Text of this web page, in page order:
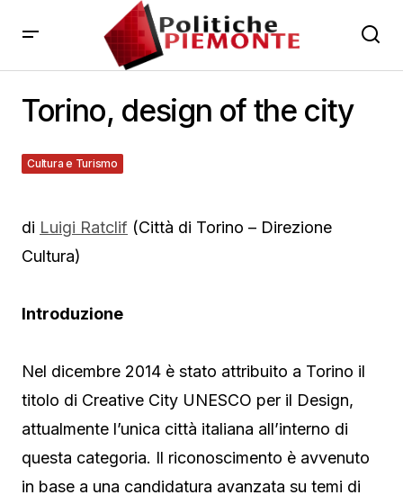
Torino, design of the city
Cultura e Turismo
30 Gennaio 2013
di Luigi Ratclif (Città di Torino – Direzione
Cultura)
Introduzione
Nel dicembre 2014 è stato attribuito a Torino il
titolo di Creative City UNESCO per il Design,
attualmente l’unica città italiana all’interno di
questa categoria. Il riconoscimento è avvenuto
in base a una candidatura avanzata su temi di